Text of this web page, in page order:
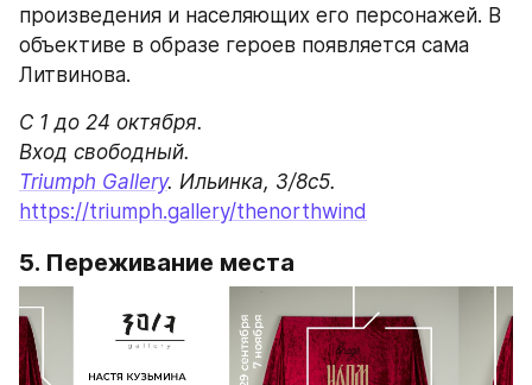
произведения и населяющих его персонажей. В
объективе в образе героев появляется сама
Литвинова.
С 1 до 24 октября.
Triumph Gallery
https://triumph.gallery/thenorthwind
5. Переживание места